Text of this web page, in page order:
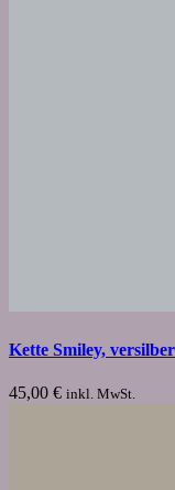
Kette Smiley,
45,00 € inkl. MwSt.